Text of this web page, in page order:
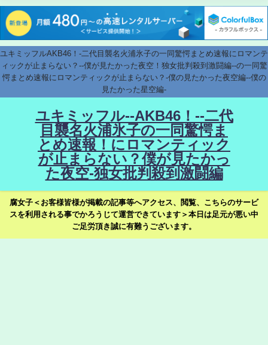
ユキミッフルAKB46！-二代目襲名火浦氷子の一同驚愕まとめ速報にロマンテ
ィックが止まらない？--僕が見たかった夜空！独女批判殺到激闘編--の一同驚
愕まとめ速報にロマンティックが止まらない？-僕の見たかった夜空編--僕の
見たかった星空編-
ユキミッフル--AKB46！--二代
目襲名火浦氷子の一同驚愕ま
とめ速報！にロマンティック
が止まらない？僕が見たかっ
た夜空-独女批判殺到激闘編
腐女子＜お客様皆様が掲載の記事等へアクセス、閲覧、こちらのサービ
スを利用される事でかろうじて運営できています＞本日は足元が悪い中
ご足労頂き誠に有難うございます。